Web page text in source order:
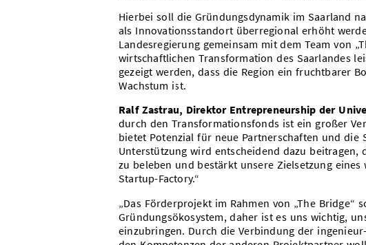
Hierbei soll die Gründungsdynamik im Saarland
als Innovationsstandort überregional erhöht
Landesregierung gemeinsam mit dem Team von
wirtschaftlichen Transformation des Saarlandes
gezeigt werden, dass die Region ein fruchtbarer
Wachstum ist.
Ralf Zastrau, Direktor Entrepreneurship der
durch den Transformationsfonds ist ein großer
bietet Potenzial für neue Partnerschaften und die
Unterstützung wird entscheidend dazu
zu beleben und bestärkt unsere Zielsetzung
Startup-Factory.“
„Das Förderprojekt im Rahmen von „The Bridge“
Gründungsökosystem, daher ist es uns wichtig,
einzubringen. Durch die Verbindung der